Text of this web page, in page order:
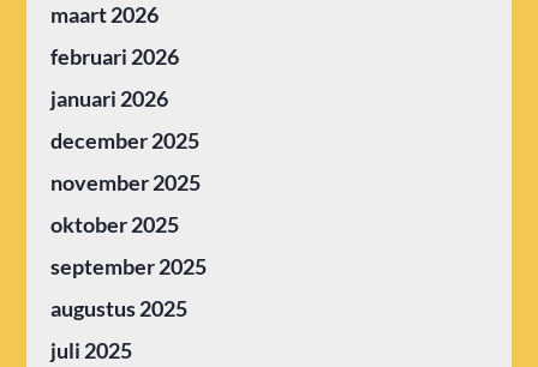
maart 2026
februari 2026
januari 2026
december 2025
november 2025
oktober 2025
september 2025
augustus 2025
juli 2025